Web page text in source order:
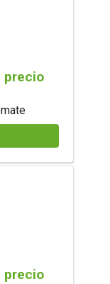
precio
precio